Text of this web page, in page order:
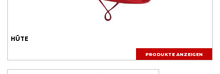
HÜTE
PRODUKTE ANZEIGEN